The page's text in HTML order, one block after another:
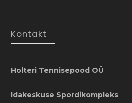
Kontakt
Holteri Tennisepood OÜ
Idakeskuse Spordikompleks